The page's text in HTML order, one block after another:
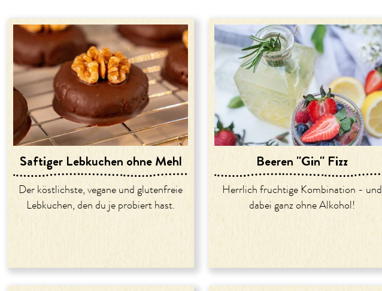
Saftiger Lebkuchen ohne Mehl
Der köstlichste, vegane und glutenfreie
Lebkuchen, den du je probiert hast.
Beeren "Gin" Fizz
Herrlich fruchtige Kombination - und
dabei ganz ohne Alkohol!